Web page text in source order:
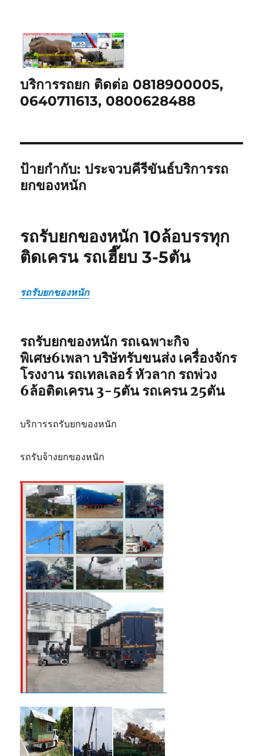
บริการรถยก ติดต่อ 0818900005,
0640711613, 0800628488
ป้ายกำกับ: ประจวบคีรีขันธ์บริการรถ
ยกของหนัก
รถรับยกของหนัก 10ล้อบรรทุก
ติดเครน รถเฮี๊ยบ 3-5ตัน
รถรับยกของหนัก
รถรับยกของหนัก รถเฉพาะกิจ
พิเศษ6เพลา บริษัทรับขนส่ง เครื่องจักร
โรงงาน รถเทลเลอร์ หัวลาก รถพ่วง
6ล้อติดเครน 3-5ตัน รถเครน 25ตัน
บริการรถรับยกของหนัก
รถรับจ้างยกของหนัก